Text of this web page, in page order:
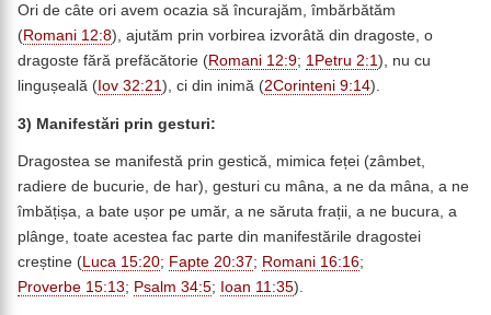
Ori de câte ori avem ocazia să încurajăm, îmbărbătăm
(Romani 12:8), ajutăm prin vorbirea izvorâtă din dragoste, o
dragoste fără prefăcătorie (Romani 12:9; 1Petru 2:1), nu cu
lingușeală ( Iov 32:21), ci din inimă (2Corinteni 9:14).
3) Manifestări prin gesturi:
Dragostea se manifestă prin gestică, mimica feței (zâmbet,
radiere de bucurie, de har), gesturi cu mâna, a ne da mâna, a ne
îmbățișa, a bate ușor pe umăr, a ne săruta frații, a ne bucura, a
plânge, toate acestea fac parte din manifestările dragostei
creștine (Luca 15:20; Fapte 20:37; Romani 16:16;
Proverbe 15:13; Psalm 34:5; Ioan 11:35).